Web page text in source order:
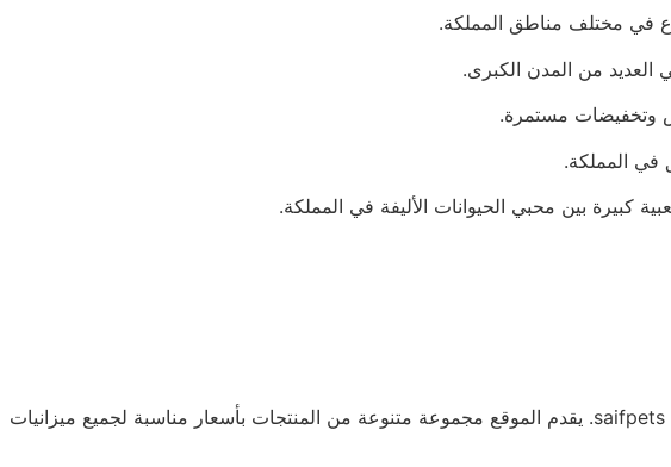
تُعتبر مستلزمات القطط من الضروريات التي يحتاجها أصحاب القطط، ومن أرخص مكان بيع مستلزمات القطط هو موقع saifpets. يقدم الموقع مجموعة متنوعة من المنتجات بأسعار مناسبة لجميع ميزانيات